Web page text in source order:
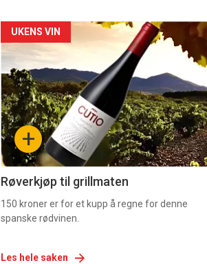
Forsiden
akkurat
nå
-
6 +
UKENS VIN
Røverkjøp til grillmaten
150 kroner er for et kupp å regne for denne
spanske rødvinen.
Les hele saken